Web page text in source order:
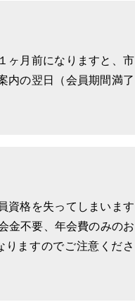
体験会
ヶ月前になりますと、市
内の翌日（会員期間満了
資格を失ってしまいます
金不要、年会費のみのお
ますのでご注意くださ